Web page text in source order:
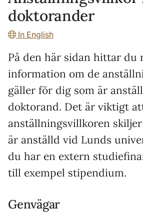
doktorander
In English
På den här sidan hittar du
information om de
gäller för dig som är
doktorand. Det är viktigt
anställningsvillkoren
är anställd vid Lunds
du har en extern
till exempel stipendium.
Genvägar